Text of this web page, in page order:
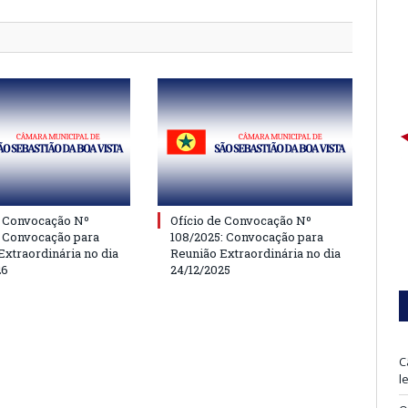
Nº
Convocação para
no dia
Ofício de Convocação Nº
108/2025: Convocação para
Reunião Extraordinária no dia
24/12/2025